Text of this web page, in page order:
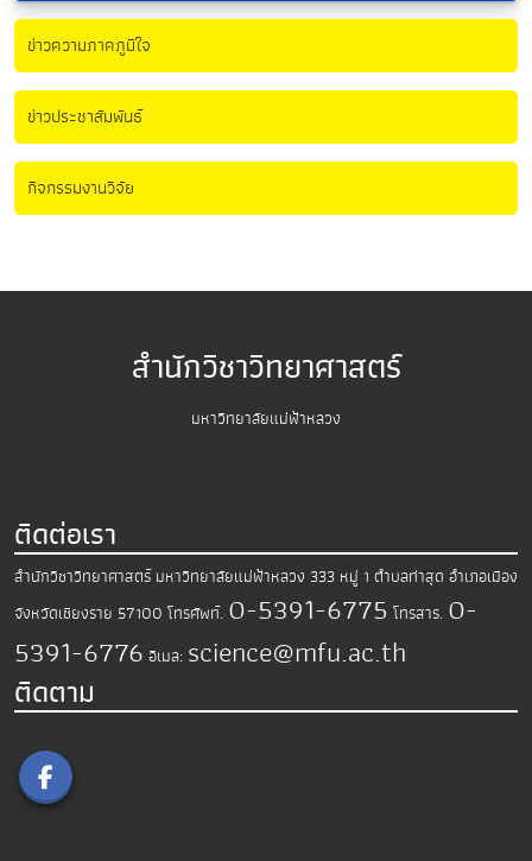
ข่าวความภาคภูมิใจ
ข่าวประชาสัมพันธ์
กิจกรรมงานวิจัย
สำนักวิชาวิทยาศาสตร์
มหาวิทยาลัยแม่ฟ้าหลวง
ติดต่อเรา
สำนักวิชาวิทยาศาสตร์ มหาวิทยาลัยแม่ฟ้าหลวง 333 หมู่ 1 ตำบลท่าสุด อำเภอเมือง
จังหวัดเชียงราย 57100 โทรศัพท์. 0-5391-6775 โทรสาร. 0-
5391-6776 อีเมล: science@mfu.ac.th
ติดตาม